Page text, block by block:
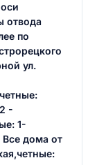
отвода
по
ул.
-
1-
Все дома от